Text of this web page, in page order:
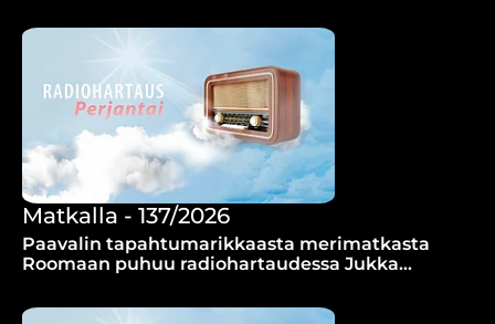
Matkalla - 137/2026
Paavalin tapahtumarikkaasta merimatkasta
Roomaan puhuu radiohartaudessa Jukka